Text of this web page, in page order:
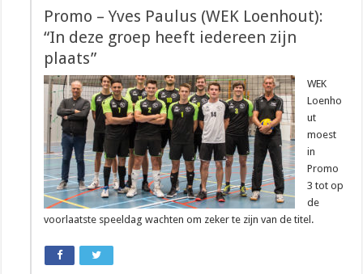
Promo – Yves Paulus (WEK Loenhout):
“In deze groep heeft iedereen zijn
plaats”
WEK
Loenho
ut
moest
in
Promo
3 tot op
de
voorlaatste speeldag wachten om zeker te zijn van de titel.